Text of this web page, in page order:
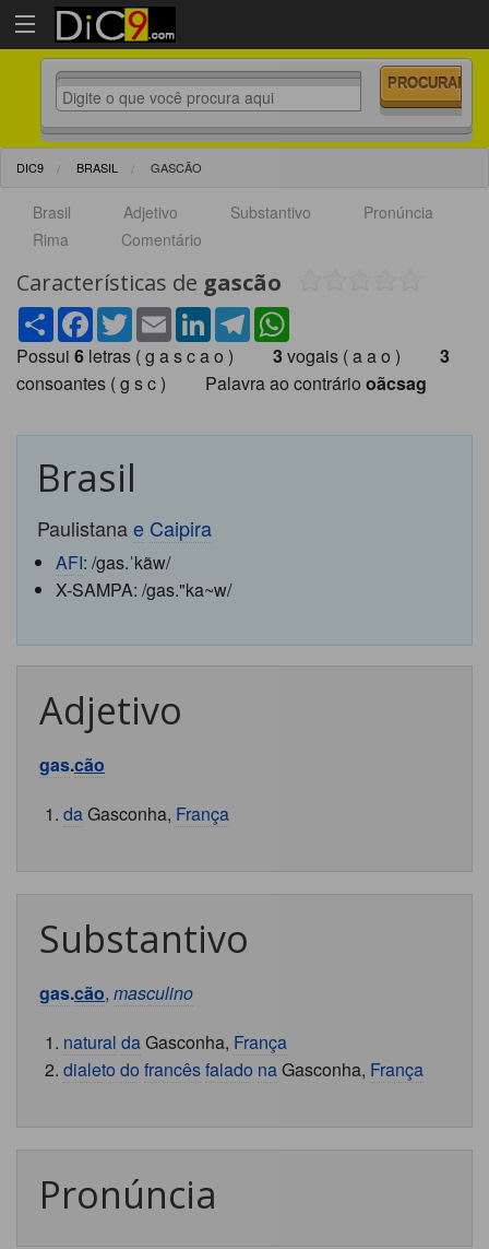
DIC9 BRASIL GASCÃO
Brasil Adjetivo Substantivo
Pronúncia
Rima
Comentário
Características de gascão
ShareFacebook
TwitterEmailLinkedInTelegram
Possui 6 letras ( g a s c a o ) 3vogais ( a a o ) 3
consoantes ( g s c ) Palavra ao contrário oãcsag
Brasil
Paulistanae Caipira
AFI: /gas.ˈkãw/
X-SAMPA: /gas."ka~w/
Adjetivo
gas.cão
daGasconha, França
Substantivo
gas.cão, masculino
natural daGasconha, França
dialeto do francêsfalado naGasconha, França
Pronúncia